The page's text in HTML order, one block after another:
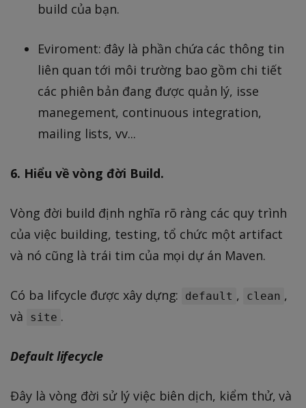
build của bạn.
Eviroment: đây là phần chứa các thông tin
liên quan tới môi trường bao gồm chi tiết
các phiên bản đang được quản lý, isse
manegement, continuous integration,
mailing lists, vv...
6. Hiểu về vòng đời Build.
Vòng đời build định nghĩa rõ ràng các quy trình
của việc building, testing, tổ chức một artifact
và nó cũng là trái tim của mọi dự án Maven.
Có ba lifcycle được xây dựng: default , clean ,
và
site .
Default lifecycle
Đây là vòng đời sử lý việc biên dịch, kiểm thử, và